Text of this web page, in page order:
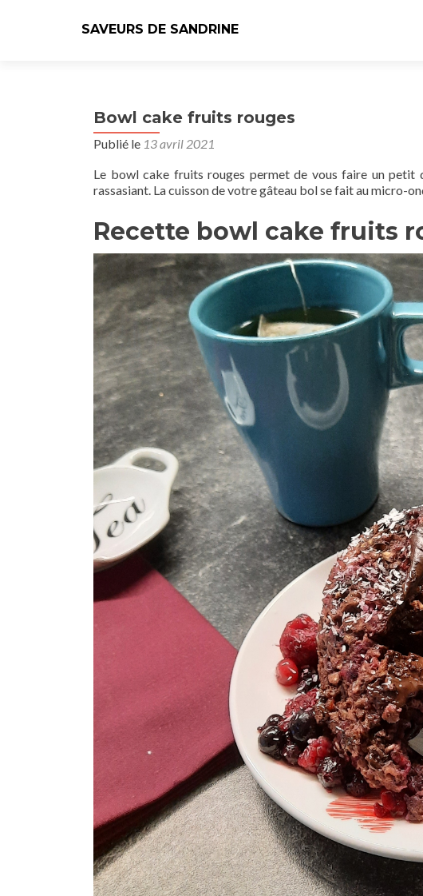
SAVEURS DE SANDRINE
Bowl cake fruits rouges
Publié le 13 avril 2021
Le bowl cake fruits rouges permet de vous faire un
rassasiant. La cuisson de votre gâteau bol se fait au micro-
Recette bowl cake fruits